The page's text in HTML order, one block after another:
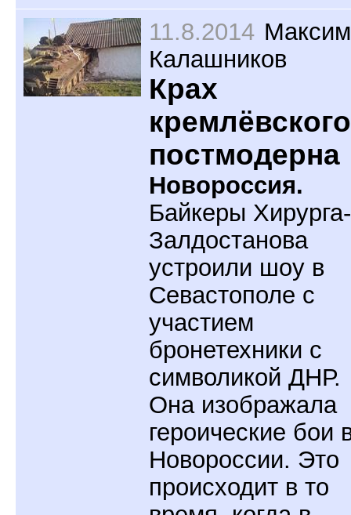
11.8.2014 Максим
Калашников
Крах
кремлёвского
постмодерна
Новороссия.
Байкеры Хирурга-
Залдостанова
устроили шоу в
Севастополе с
участием
бронетехники с
символикой ДНР.
Она изображала
героические бои
Новороссии. Это
происходит в то